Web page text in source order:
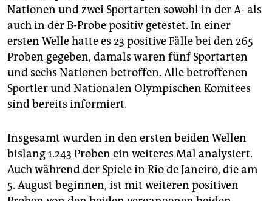
Nationen und zwei Sportarten sowohl in der A- als
auch in der B-Probe positiv getestet. In einer
ersten Welle hatte es 23 positive Fälle bei den 265
Proben gegeben, damals waren fünf Sportarten
und sechs Nationen betroffen. Alle betroffenen
Sportler und Nationalen Olympischen Komitees
sind bereits informiert.
Insgesamt wurden in den ersten beiden Wellen
bislang 1.243 Proben ein weiteres Mal analysiert.
Auch während der Spiele in Rio de Janeiro, die am
5. August beginnen, ist mit weiteren positiven